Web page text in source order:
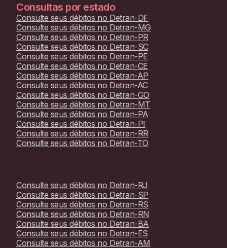
Consultas por estado
Consulte seus débitos no Detran-DF
Consulte seus débitos no Detran-MG
Consulte seus débitos no Detran-PR
Consulte seus débitos no Detran-SC
Consulte seus débitos no Detran-PE
Consulte seus débitos no Detran-CE
Consulte seus débitos no Detran-AP
Consulte seus débitos no Detran-AC
Consulte seus débitos no Detran-GO
Consulte seus débitos no Detran-MT
Consulte seus débitos no Detran-PA
Consulte seus débitos no Detran-PI
Consulte seus débitos no Detran-RR
Consulte seus débitos no Detran-TO
Consulte seus débitos no Detran-RJ
Consulte seus débitos no Detran-SP
Consulte seus débitos no Detran-RS
Consulte seus débitos no Detran-RN
Consulte seus débitos no Detran-BA
Consulte seus débitos no Detran-ES
Consulte seus débitos no Detran-AM